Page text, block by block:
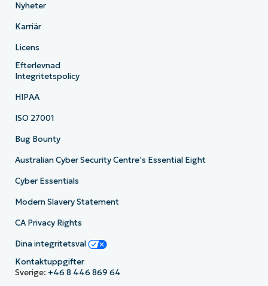
Nyheter
Karriär
Licens
Efterlevnad
Integritetspolicy
HIPAA
ISO 27001
Bug Bounty
Australian Cyber Security Centre’s Essential Eight
Cyber Essentials
Modern Slavery Statement
CA Privacy Rights
Dina integritetsval
Kontaktuppgifter
Sverige: +46 8 446 869 64